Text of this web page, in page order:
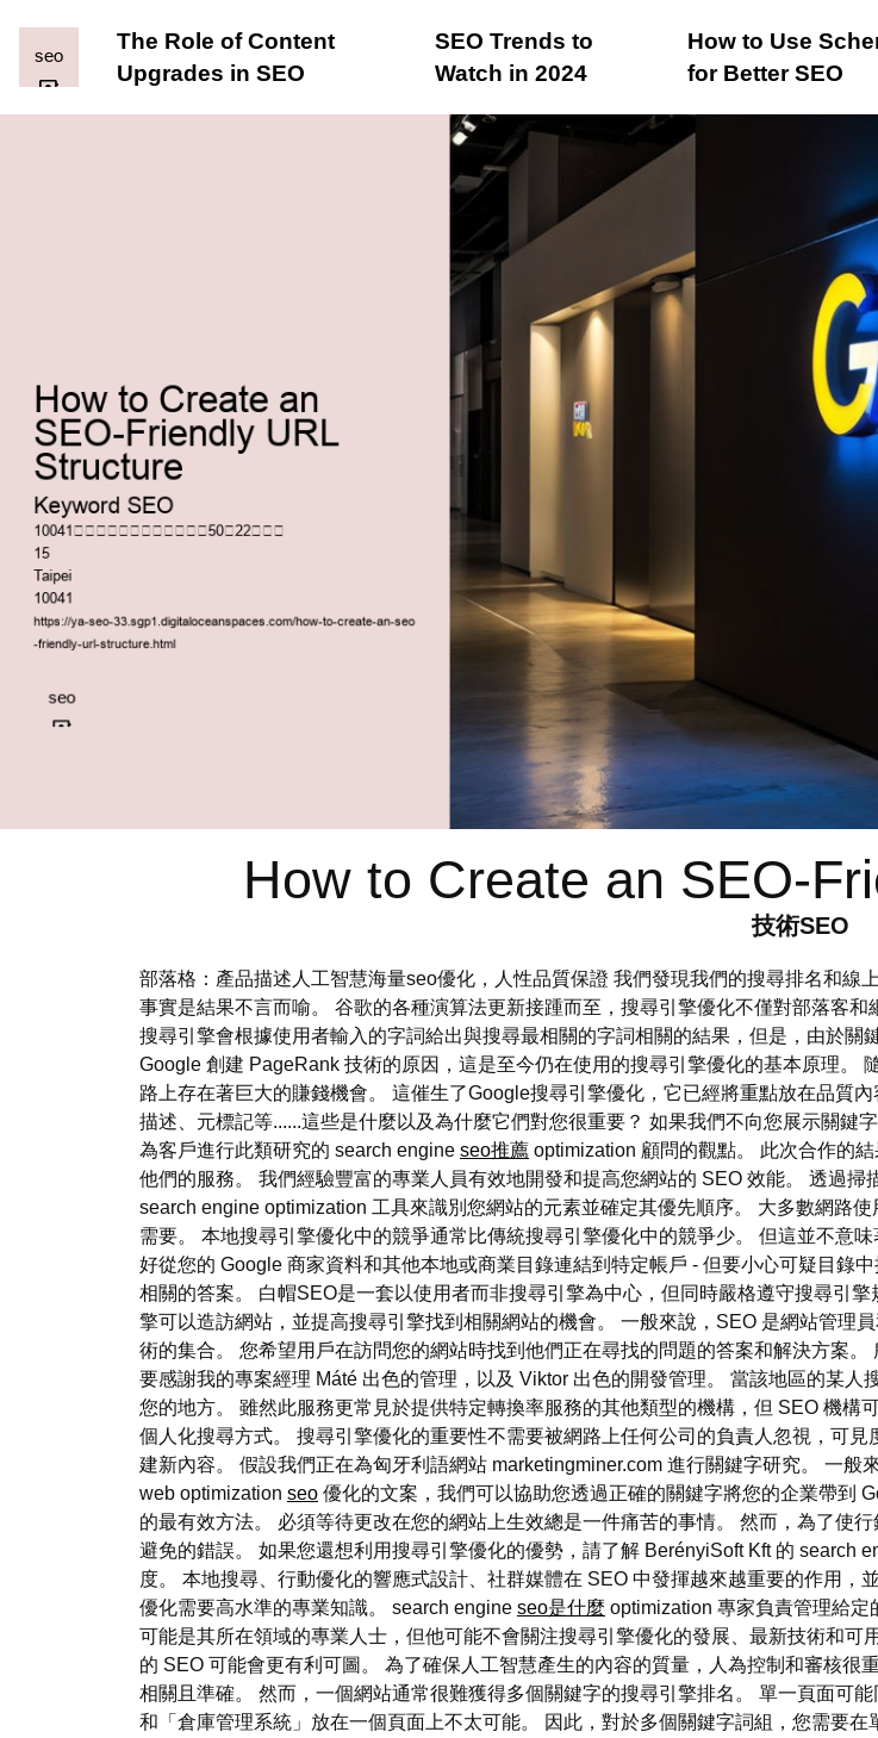
The Role of Content
Upgrades in SEO
SEO Trends to
Watch in 2024
How to Use
for Better SEO
How to Create an SEO-
技術SEO
部落格：產品描述人工智慧海量seo優化，人性品質保證 我們發現我們的搜尋排名和線
事實是結果不言而喻。 谷歌的各種演算法更新接踵而至，搜尋引擎優化不僅對部落客
搜尋引擎會根據使用者輸入的字詞給出與搜尋最相關的字詞相關的結果，但是，由於關
Google 創建 PageRank 技術的原因，這是至今仍在使用的搜尋引擎優化的基本原理。
路上存在著巨大的賺錢機會。 這催生了Google搜尋引擎優化，它已經將重點放在品質
描述、元標記等......這些是什麼以及為什麼它們對您很重要？ 如果我們不向您展示關
為客戶進行此類研究的 search engine seo推薦 optimization 顧問的觀點。 此次合作的
他們的服務。 我們經驗豐富的專業人員有效地開發和提高您網站的 SEO 效能。 透過
search engine optimization 工具來識別您網站的元素並確定其優先順序。 大多數網路
需要。 本地搜尋引擎優化中的競爭通常比傳統搜尋引擎優化中的競爭少。 但這並不意
好從您的 Google 商家資料和其他本地或商業目錄連結到特定帳戶 - 但要小心可疑目錄
相關的答案。 白帽SEO是一套以使用者而非搜尋引擎為中心，但同時嚴格遵守搜尋引
擎可以造訪網站，並提高搜尋引擎找到相關網站的機會。 一般來說，SEO 是網站管理
術的集合。 您希望用戶在訪問您的網站時找到他們正在尋找的問題的答案和解決方案
要感謝我的專案經理 Máté 出色的管理，以及 Viktor 出色的開發管理。 當該地區的某
您的地方。 雖然此服務更常見於提供特定轉換率服務的其他類型的機構，但 SEO 機
個人化搜尋方式。 搜尋引擎優化的重要性不需要被網路上任何公司的負責人忽視，可
建新內容。 假設我們正在為匈牙利語網站 marketingminer.com 進行關鍵字研究。 一
web optimization seo 優化的文案，我們可以協助您透過正確的關鍵字將您的企業帶到
的最有效方法。 必須等待更改在您的網站上生效總是一件痛苦的事情。 然而，為了使
避免的錯誤。 如果您還想利用搜尋引擎優化的優勢，請了解 BerényiSoft Kft 的 search
度。 本地搜尋、行動優化的響應式設計、社群媒體在 SEO 中發揮越來越重要的作用
優化需要高水準的專業知識。 search engine seo是什麼 optimization 專家負責管理給
可能是其所在領域的專業人士，但他可能不會關注搜尋引擎優化的發展、最新技術和
的 SEO 可能會更有利可圖。 為了確保人工智慧產生的內容的質量，人為控制和審核
相關且準確。 然而，一個網站通常很難獲得多個關鍵字的搜尋引擎排名。 單一頁面可
和「倉庫管理系統」放在一個頁面上不太可能。 因此，對於多個關鍵字詞組，您需要